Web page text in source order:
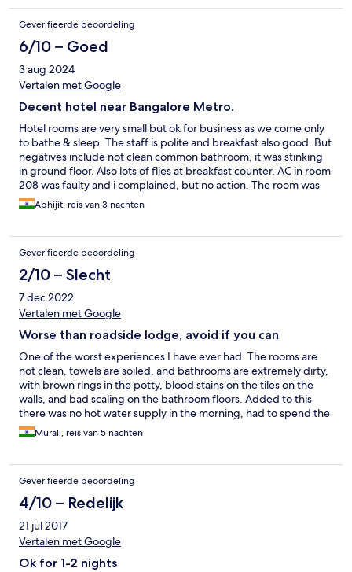
Geverifieerde beoordeling
6/10 – Goed
3 aug 2024
Vertalen met Google
Decent hotel near Bangalore Metro.
Hotel rooms are very small but ok for business as we come only
to bathe & sleep. The staff is polite and breakfast also good. But
negatives include not clean common bathroom, it was stinking
in ground floor. Also lots of flies at breakfast counter. AC in room
208 was faulty and i complained, but no action. The room was
not getting cold enough but for weather now i could manage.
Summers would have been horrible
Abhijit, reis van 3 nachten
Geverifieerde beoordeling
2/10 – Slecht
7 dec 2022
Vertalen met Google
Worse than roadside lodge, avoid if you can
One of the worst experiences I have ever had. The rooms are
not clean, towels are soiled, and bathrooms are extremely dirty,
with brown rings in the potty, blood stains on the tiles on the
walls, and bad scaling on the bathroom floors. Added to this
there was no hot water supply in the morning, had to spend the
entire day stinking without a shower. There were frequent
power outages causing Wi-Fi disruptions while I am on
the power outages and I had to get them reprogrammed. The
hotel staff brushed off my complaints saying it’s the hard water
but they clean the bathroom every day. All nonsense. Just stay
away from this overpriced filthy hotel. A cheap ass roadside
lodge/motel is far better, at least you know you are there to save
some money.
Murali, reis van 5 nachten
Geverifieerde beoordeling
4/10 – Redelijk
21 jul 2017
Vertalen met Google
Ok for 1-2 nights